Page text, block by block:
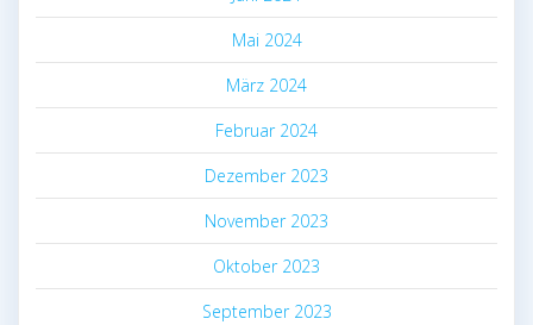
Mai 2024
März 2024
Februar 2024
Dezember 2023
November 2023
Oktober 2023
September 2023